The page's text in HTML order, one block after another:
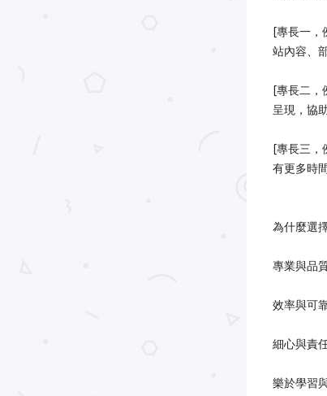
[專長一，
站內容、
[專長二，
呈現，協
[專長三，
有更多時
為什麼選
專業與品
效率與可
細心與責
樂於學習